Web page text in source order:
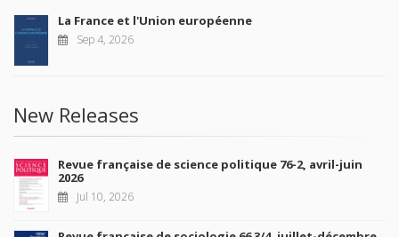
La France et l'Union européenne
Sep 4, 2026
New Releases
Revue française de science politique 76-2, avril-juin
2026
Jul 10, 2026